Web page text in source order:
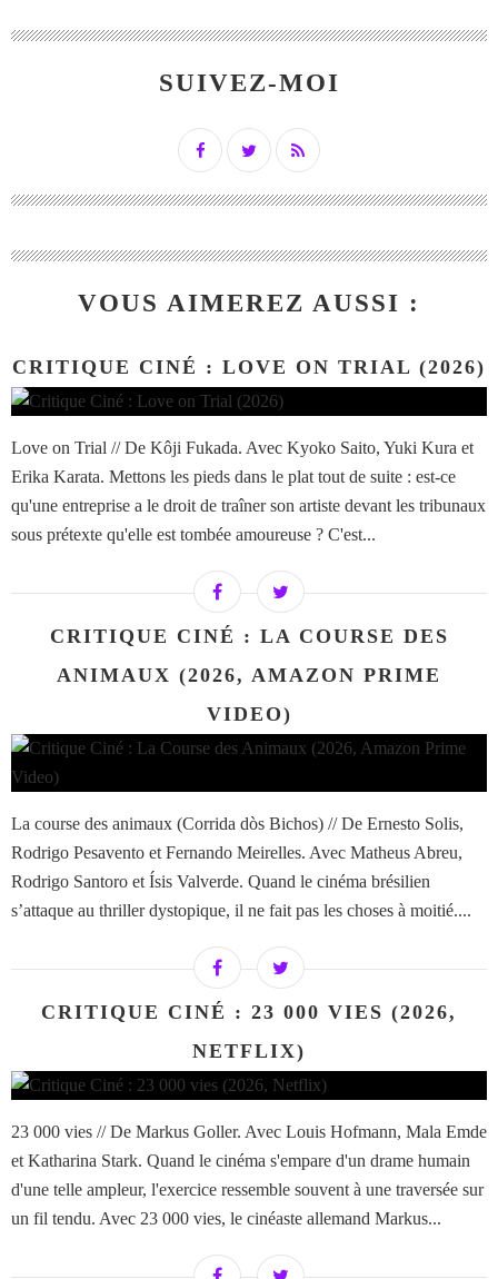
SUIVEZ-MOI
VOUS AIMEREZ AUSSI :
CRITIQUE CINÉ : LOVE ON TRIAL (2026)
Love on Trial // De Kôji Fukada. Avec Kyoko Saito, Yuki Kura et
Erika Karata. Mettons les pieds dans le plat tout de suite : est-ce
qu'une entreprise a le droit de traîner son artiste devant les tribunaux
sous prétexte qu'elle est tombée amoureuse ? C'est...
CRITIQUE CINÉ : LA COURSE DES
ANIMAUX (2026, AMAZON PRIME
VIDEO)
La course des animaux (Corrida dòs Bichos) // De Ernesto Solis,
Rodrigo Pesavento et Fernando Meirelles. Avec Matheus Abreu,
Rodrigo Santoro et Ísis Valverde. Quand le cinéma brésilien
s’attaque au thriller dystopique, il ne fait pas les choses à moitié....
CRITIQUE CINÉ : 23 000 VIES (2026,
NETFLIX)
23 000 vies // De Markus Goller. Avec Louis Hofmann, Mala Emde
et Katharina Stark. Quand le cinéma s'empare d'un drame humain
d'une telle ampleur, l'exercice ressemble souvent à une traversée sur
un fil tendu. Avec 23 000 vies, le cinéaste allemand Markus...